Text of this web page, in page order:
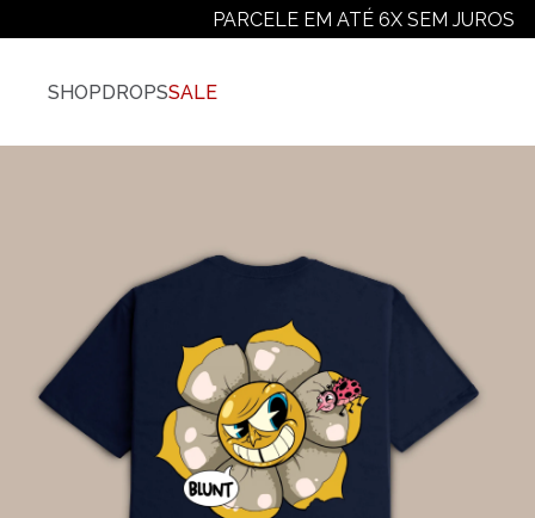
PARCELE EM ATÉ 6X SEM JUROS
SHOP
Calças
Camisas
Jaquetas E Casacos
Camiseta Plus-Size
Camiseta Manga Longa
Shorts E Bermudas
Moletons
DROPSSALE